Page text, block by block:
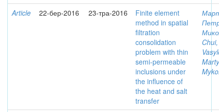
Article
22-бер-2016 23-тра-2016
Finite element
method in spatial
filtration
consolidation
problem with thin
semi-permeable
inclusions under
the influence of
the heat and salt
transfer